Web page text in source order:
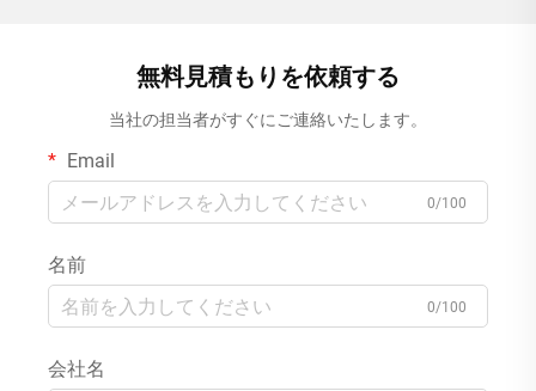
無料見積もりを依頼する
当社の担当者がすぐにご連絡いたします。
Email
0/100
名前
0/100
会社名